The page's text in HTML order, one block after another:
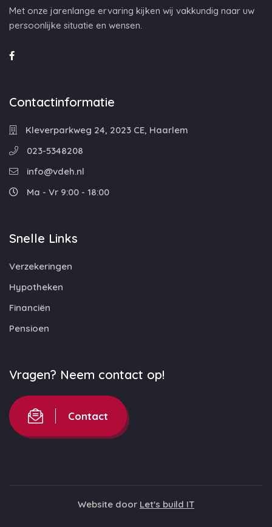
Met onze jarenlange ervaring kijken wij vakkundig naar uw
persoonlijke situatie en wensen.
Contactinformatie
Kleverparkweg 24, 2023 CE, Haarlem
023-5348208
info@vdeh.nl
Ma - Vr 9:00 - 18:00
Snelle Links
Verzekeringen
Hypotheken
Financiën
Pensioen
Vragen? Neem contact op!
Contact
Website door Let's build IT